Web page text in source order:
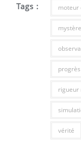
Tags : moteur
rigueur
vérité